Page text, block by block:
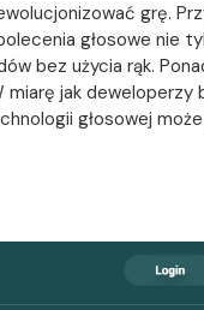
grę.
głosowe nie
bez użycia rąk.
jak deweloperzy
głosowej